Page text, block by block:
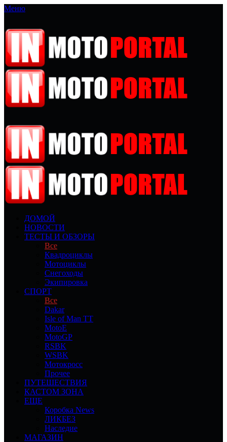
Меню
ДОМОЙ
НОВОСТИ
ТЕСТЫ И ОБЗОРЫ
Все
Квадроциклы
Мотоциклы
Снегоходы
Экипировка
СПОРТ
Все
Dakar
Isle of Man TT
MotoE
MotoGP
RSBK
WSBK
Мотокросс
Прочее
ПУТЕШЕСТВИЯ
КАСТОМ ЗОНА
ЕЩЕ
Коробка News
ЛИКБЕЗ
Наследие
МАГАЗИН